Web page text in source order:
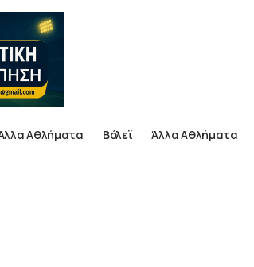
Αθλήματα Βόλεϊ Άλλα Αθλήματα